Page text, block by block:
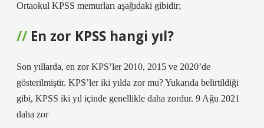
Ortaokul KPSS memurları aşağıdaki gibidir;
En zor KPSS hangi yıl?
Son yıllarda, en zor KPS’ler 2010, 2015 ve 2020’de
gösterilmiştir. KPS’ler iki yılda zor mu? Yukarıda belirtildiği
gibi, KPSS iki yıl içinde genellikle daha zordur. 9 Ağu 2021
daha zor